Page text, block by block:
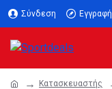
Σύνδεση Εγγραφή
Κατασκευαστής